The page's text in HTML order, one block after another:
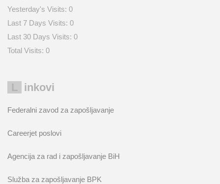
Yesterday's Visits: 0
Last 7 Days Visits: 0
Last 30 Days Visits: 0
Total Visits: 0
Linkovi
Federalni zavod za zapošljavanje
Careerjet poslovi
Agencija za rad i zapošljavanje BiH
Služba za zapošljavanje BPK